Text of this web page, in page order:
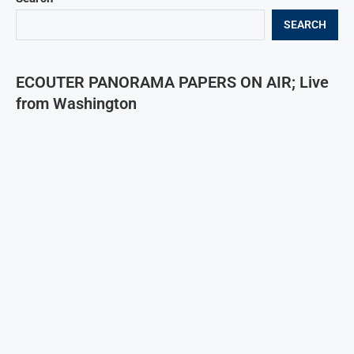
SEARCH
ECOUTER PANORAMA PAPERS ON AIR; Live
from Washington